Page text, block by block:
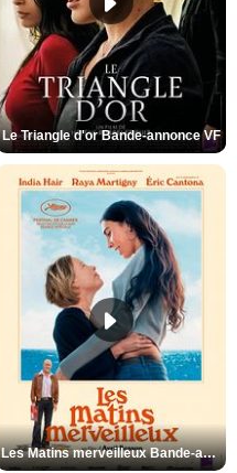
Le Triangle d'or Bande-annonce VF
Les Matins merveilleux Bande-annonce VF